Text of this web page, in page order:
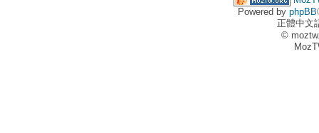
Powered by phpBB
正體中文
©